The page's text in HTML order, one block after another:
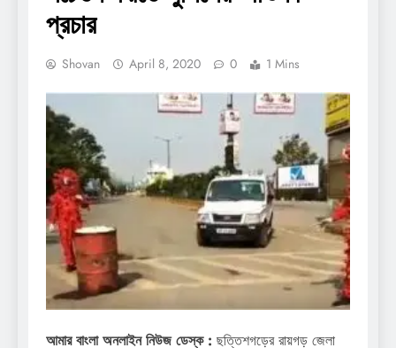
প্রচার
Shovan April 8, 2020 0 1 Mins
আমার বাংলা অনলাইন নিউজ ডেস্ক : ছত্তিশগড়ের রায়গড় জেলা